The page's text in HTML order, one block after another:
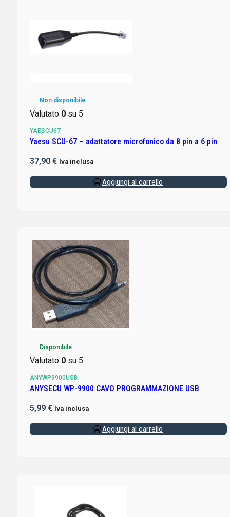
Non disponibile
Valutato 0su 5
YAESCU67
Yaesu SCU-67 – adattatore microfonico da 8 pin a 6 pin
37,90 € Iva inclusa
Aggiungi al carrello
Disponibile
Valutato 0su 5
ANYWP9900USB
ANYSECU WP-9900 CAVO PROGRAMMAZIONE USB
5,99 € Iva inclusa
Aggiungi al carrello